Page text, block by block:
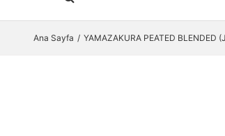
Ana Sayfa YAMAZAKURA PEATED BLENDED